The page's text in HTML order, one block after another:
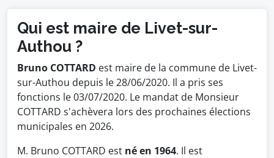
Qui est maire de Livet-sur-
Authou ?
Bruno COTTARD est maire de la commune de Livet-
sur-Authou depuis le 28/06/2020. Il a pris ses
fonctions le 03/07/2020. Le mandat de Monsieur
COTTARD s'achèvera lors des prochaines élections
municipales en 2026.
M. Bruno COTTARD est né en 1964. Il est